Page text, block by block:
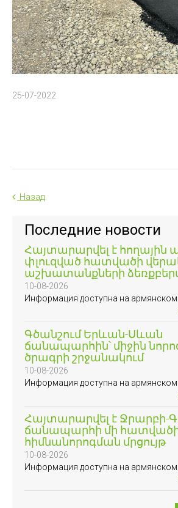
25-07-2022
Назад
Последние новости
Հայտարարվել է
փլուզված հատվածի
աշխատանքների
10-08-2026
Информация доступна на армянском
Գծանշում Երևան-Սևան
ճանապարհին՝ միջին
ծրագրի շրջանակում
10-08-2026
Информация доступна на армянском
Հայտարարվել է Ջրարբի-
ճանապարհի մի
հիմնանորոգման մրցույթ
10-08-2026
Информация доступна на армянском